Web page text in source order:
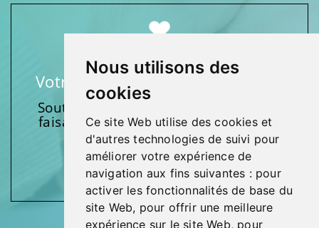
Nous utilisons des
cookies
Ce site Web utilise des cookies et
d'autres technologies de suivi pour
améliorer votre expérience de
navigation aux fins suivantes : pour
activer les fonctionnalités de base du
site Web, pour offrir une meilleure
expérience sur le site Web, pour
Votre soutien fait une différence
Soutenez l’une de nos fondations en
faisant un don et en participant aux
activités.
Donnez généreusement!